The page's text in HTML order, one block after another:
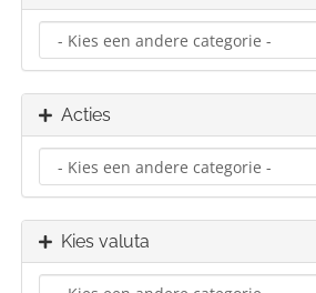
Acties
Kies valuta